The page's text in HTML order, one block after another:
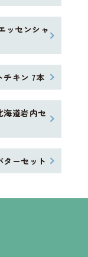
ッセンシャ
チキン 7本
海道岩内セ
ターセット